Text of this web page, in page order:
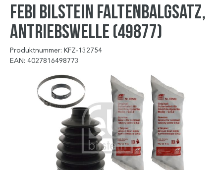
FEBI BILSTEIN Faltenbalgsatz,
Antriebswelle (49877)
Produktnummer: KFZ-132754
EAN: 4027816498773